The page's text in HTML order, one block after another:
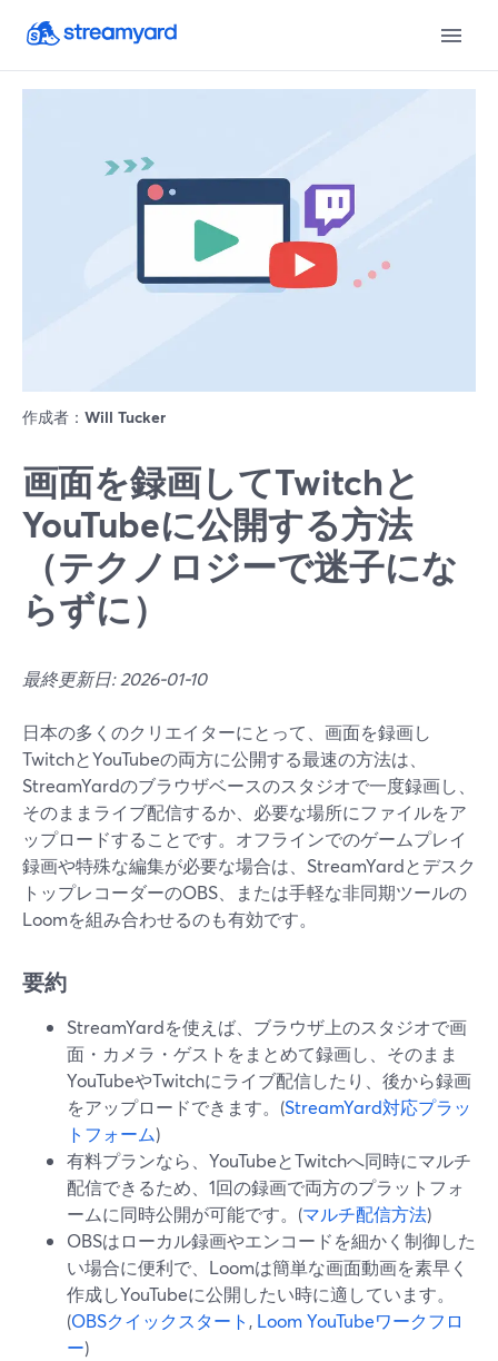
作成者： Will Tucker
画面を録画してTwitchと
YouTubeに公開する方法
（テクノロジーで迷子にな
らずに）
最終更新日: 2026-01-10
日本の多くのクリエイターにとって、画面を録画し
TwitchとYouTubeの両方に公開する最速の方法は、
StreamYardのブラウザベースのスタジオで一度録画し、
そのままライブ配信するか、必要な場所にファイルをア
ップロードすることです。オフラインでのゲームプレイ
録画や特殊な編集が必要な場合は、StreamYardとデスク
トップレコーダーのOBS、または手軽な非同期ツールの
Loomを組み合わせるのも有効です。
要約
StreamYardを使えば、ブラウザ上のスタジオで画
面・カメラ・ゲストをまとめて録画し、そのまま
YouTubeやTwitchにライブ配信したり、後から録画
をアップロードできます。(StreamYard対応プラッ
トフォーム)
有料プランなら、YouTubeとTwitchへ同時にマルチ
配信できるため、1回の録画で両方のプラットフォ
ームに同時公開が可能です。(マルチ配信方法)
OBSはローカル録画やエンコードを細かく制御した
い場合に便利で、Loomは簡単な画面動画を素早く
作成しYouTubeに公開したい時に適しています。
(OBSクイックスタート , Loom YouTubeワークフロ
ー)